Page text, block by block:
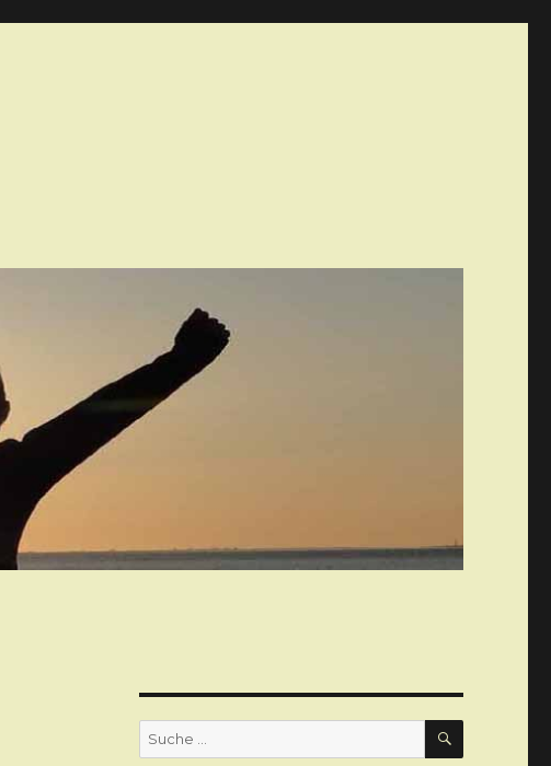
Suche
nach:
SUCHE